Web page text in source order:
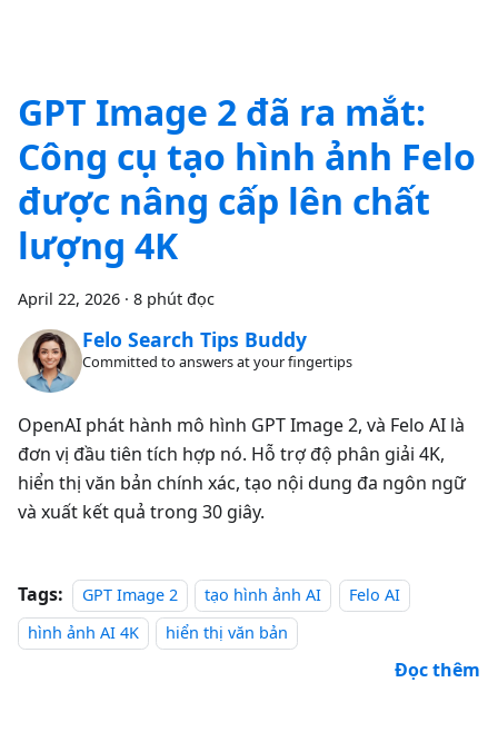
GPT Image 2 đã ra mắt:
Công cụ tạo hình ảnh Felo
được nâng cấp lên chất
lượng 4K
April 22, 2026 · 8 phút đọc
Felo Search Tips Buddy
Committed to answers at your fingertips
OpenAI phát hành mô hình GPT Image 2, và Felo AI là
đơn vị đầu tiên tích hợp nó. Hỗ trợ độ phân giải 4K,
hiển thị văn bản chính xác, tạo nội dung đa ngôn ngữ
và xuất kết quả trong 30 giây.
Tags: GPT Image 2 tạo hình ảnh AI
Felo AI
hình ảnh AI 4K
hiển thị văn bản
Đọc thêm